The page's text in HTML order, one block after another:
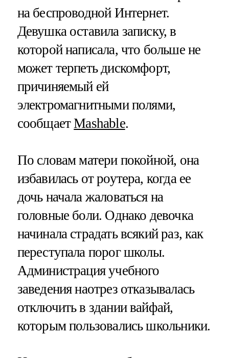
на беспроводной Интернет.
Девушка оставила записку, в
которой написала, что больше не
может терпеть дискомфорт,
причиняемый ей
электромагнитными полями,
сообщаетMashable.
По словам матери покойной, она
избавилась от роутера, когда ее
дочь начала жаловаться на
головные боли. Однако девочка
начинала страдать всякий раз, как
переступала порог школы.
Администрация учебного
заведения наотрез отказывалась
отключить в здании вайфай,
которым пользовались школьники.